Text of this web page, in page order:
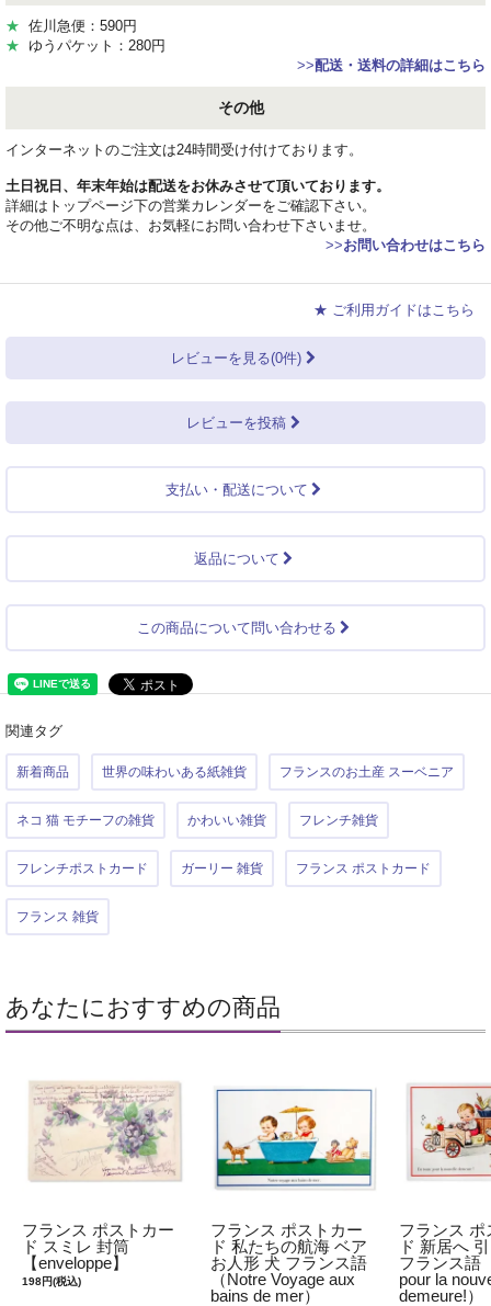
★ 佐川急便：590円
★ ゆうパケット：280円
>>配送・送料の詳細はこちら
その他
インターネットのご注文は24時間受け付けております。
土日祝日、年末年始は配送をお休みさせて頂いております。
詳細はトップページ下の営業カレンダーをご確認下さい。
その他ご不明な点は、お気軽にお問い合わせ下さいませ。
>>お問い合わせはこちら
★ ご利用ガイドはこちら
レビューを見る(0件)
レビューを投稿
支払い・配送について
返品について
この商品について問い合わせる
関連タグ
新着商品 世界の味わいある紙雑貨 フランスのお土産 スーベニア
ネコ 猫 モチーフの雑貨 かわいい雑貨 フレンチ雑貨
フレンチポストカード ガーリー 雑貨 フランス ポストカード
フランス 雑貨
あなたにおすすめの商品
フランス ポストカー
ド スミレ 封筒
【enveloppe】
198円(税込)
フランス ポストカー
ド 私たちの航海 ベア
お人形 犬 フランス語
（Notre Voyage aux
bains de mer）
フランス ポ
ド 新居へ
フランス語
pour la
demeure!）